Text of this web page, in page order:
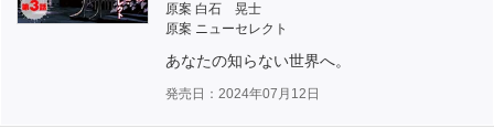
原案 白石 晃士
原案 ニューセレクト
あなたの知らない世界へ。
発売日：2024年07月12日